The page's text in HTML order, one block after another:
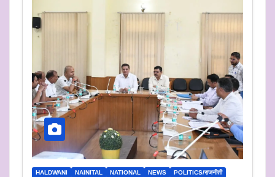
HALDWANI NAINITAL NATIONAL NEWS POLITICS/राजनीती